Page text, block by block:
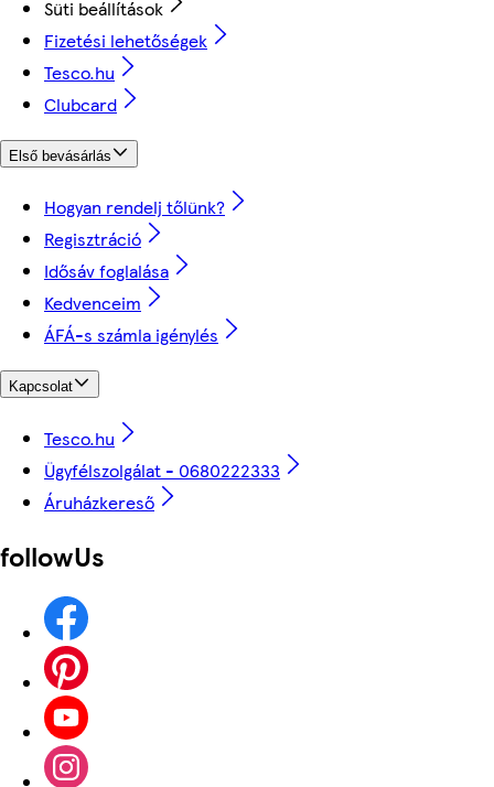
Süti beállítások
Fizetési lehetőségek
Tesco.hu
Clubcard
Első bevásárlás
Hogyan rendelj tőlünk?
Regisztráció
Idősáv foglalása
Kedvenceim
ÁFÁ-s számla igénylés
Kapcsolat
Tesco.hu
Ügyfélszolgálat - 0680222333
Áruházkereső
followUs